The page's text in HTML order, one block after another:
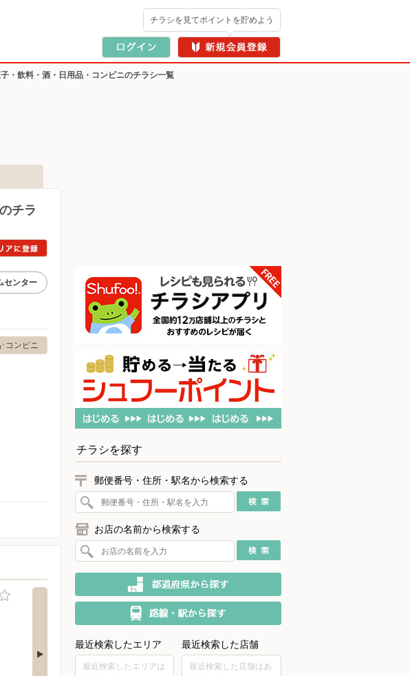
チラシを見てポイントを貯めよう
・飲料・酒・日用品・コンビニのチラシ一覧
チラ
センター
コンビニ
チラシを探す
郵便番号・住所・駅名から検索する
お店の名前から検索する
最近検索したエリア
最近検索したエリアは
最近検索した店舗
最近検索した店舗はあ